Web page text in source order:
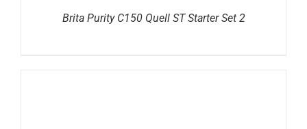
Brita Purity C150 Quell ST Starter Set 2